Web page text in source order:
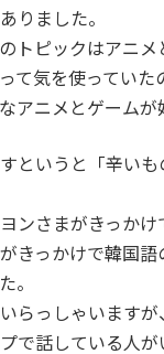
りました。
トピックはアニメ
て気を使っていた
アニメとゲームが
というと「辛い
ンさまがきっかけ
きっかけで韓国語
。
らっしゃいます
で話している人が